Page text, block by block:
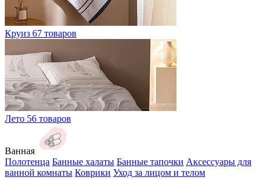
Круиз 67 товаров
Лето 56 товаров
Ванная
Полотенца Банные халаты Банные тапочки Аксессуары для
ванной комнаты Коврики Уход за лицом и телом